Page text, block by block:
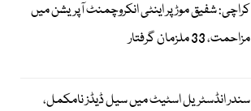
کراچی: شفیق موڑ پر اینٹی انکروچمنٹ آپریشن میں
مزاحمت، 33 ملزمان گرفتار
سندر انڈسٹریل اسٹیٹ میں سیل ڈیڈز نامکمل،